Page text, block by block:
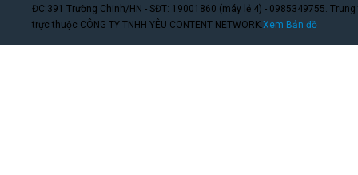
ĐC:391 Trường Chinh/HN - SĐT: 19001860 (máy lẻ 4) - 0985349755.
trực thuộc CÔNG TY TNHH YÊU CONTENT NETWORK.Xem Bản đồ